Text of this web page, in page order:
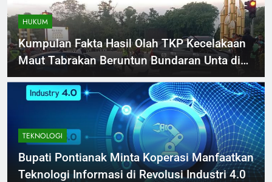
HUKUM
Kumpulan Fakta Hasil Olah TKP Kecelakaan
Maut Tabrakan Beruntun Bundaran Unta di
Pontianak
TEKNOLOGI
Bupati Pontianak Minta Koperasi Manfaatkan
Teknologi Informasi di Revolusi Industri 4.0